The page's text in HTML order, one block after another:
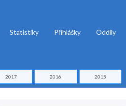
Statistiky Přihlášky Oddíly
2017 2016 2015